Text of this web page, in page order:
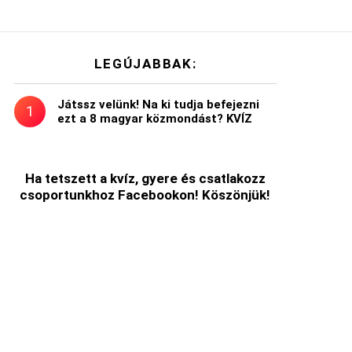
LEGÚJABBAK:
Játssz velünk! Na ki tudja befejezni
ezt a 8 magyar közmondást? KVÍZ
Ha tetszett a kvíz, gyere és csatlakozz
csoportunkhoz Facebookon! Köszönjük!